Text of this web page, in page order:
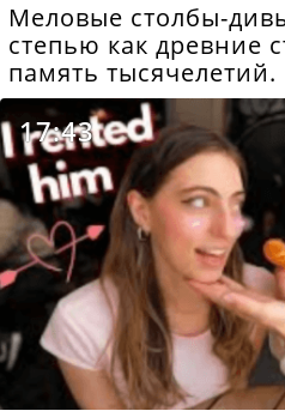
Меловые столбы-
степью как древние
память тысячелетий.
17:43